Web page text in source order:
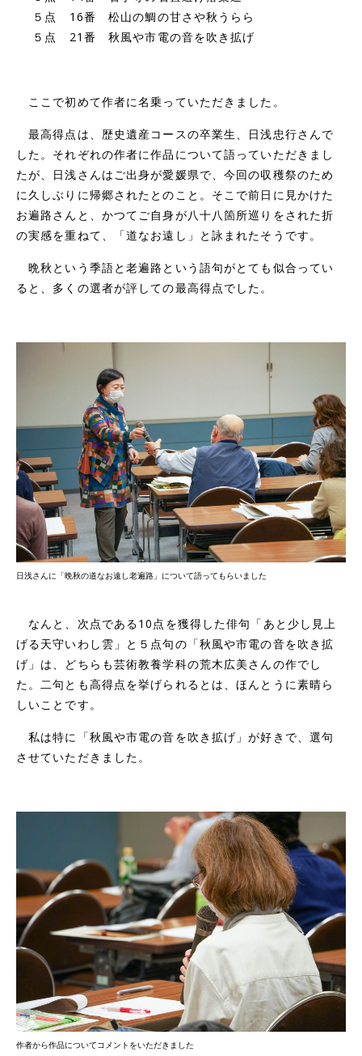
５点 16番 松山の鯛の甘さや秋うらら
５点 21番 秋風や市電の音を吹き拡げ
ここで初めて作者に名乗っていただきました。
最高得点は、歴史遺産コースの卒業生、日浅忠行さんで
した。それぞれの作者に作品について語っていただきまし
たが、日浅さんはご出身が愛媛県で、今回の収穫祭のため
に久しぶりに帰郷されたとのこと。そこで前日に見かけた
お遍路さんと、かつてご自身が八十八箇所巡りをされた折
の実感を重ねて、「道なお遠し」と詠まれたそうです。
晩秋という季語と老遍路という語句がとても似合ってい
ると、多くの選者が評しての最高得点でした。
日浅さんに「晩秋の道なお遠し老遍路」について語ってもらいました
なんと、次点である10点を獲得した俳句「あと少し見上
げる天守いわし雲」と５点句の「秋風や市電の音を吹き拡
げ」は、どちらも芸術教養学科の荒木広美さんの作でし
た。二句とも高得点を挙げられるとは、ほんとうに素晴ら
しいことです。
私は特に「秋風や市電の音を吹き拡げ」が好きで、選句
させていただきました。
作者から作品についてコメントをいただきました